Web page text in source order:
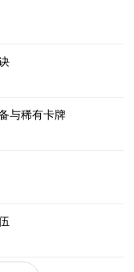
与稀有卡牌